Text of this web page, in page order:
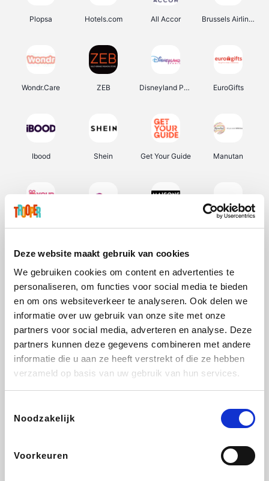
Deze website maakt gebruik van cookies
We gebruiken cookies om content en advertenties te
personaliseren, om functies voor social media te bieden
en om ons websiteverkeer te analyseren. Ook delen we
informatie over uw gebruik van onze site met onze
partners voor social media, adverteren en analyse. Deze
partners kunnen deze gegevens combineren met andere
informatie die u aan ze heeft verstrekt of die ze hebben
verzameld op basis van uw gebruik van hun services.
Noodzakelijk
Voorkeuren
Plopsa Hotels.com All Accor Brussels Airlines
Wondr.Care ZEB Disneyland Paris EuroGifts
Ibood Shein Get Your Guide Manutan
Weekendesk Sarenza Schiesser Interhome
Lufthansa